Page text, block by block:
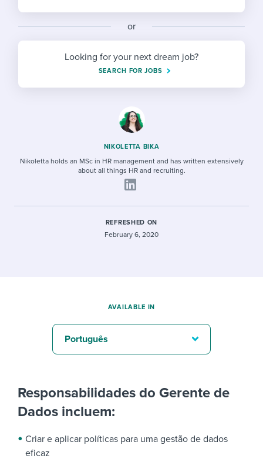
Finding and attracting people
Establishing an employer brand
Digitizing work processes
Candidate/employee experiences
Free ebooks & reports
HR terms
Workable Academy
Modern working life
or
Looking for your next dream job?
SEARCH FOR JOBS
NIKOLETTA BIKA
Nikoletta holds an MSc in HR management and has written extensively
about all things HR and recruiting.
REFRESHED ON
February 6, 2020
Responsabilidades do Gerente de
Dados incluem:
Criar e aplicar políticas para uma gestão de dados
eficaz
AVAILABLE IN
Português